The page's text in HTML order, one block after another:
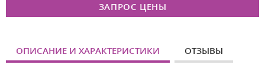
ЗАПРОС ЦЕНЫ
ОПИСАНИЕ И ХАРАКТЕРИСТИКИ ОТЗЫВЫ